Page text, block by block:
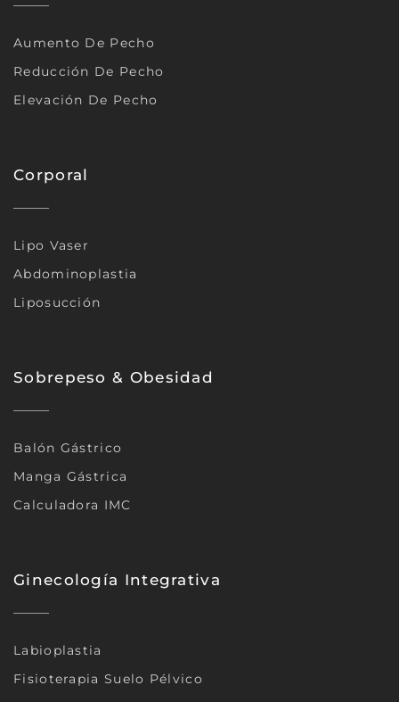
Aumento De Pecho
Reducción De Pecho
Elevación De Pecho
Corporal
Lipo Vaser
Abdominoplastia
Liposucción
Sobrepeso & Obesidad
Balón Gástrico
Manga Gástrica
Calculadora IMC
Ginecología Integrativa
Labioplastia
Fisioterapia Suelo Pélvico